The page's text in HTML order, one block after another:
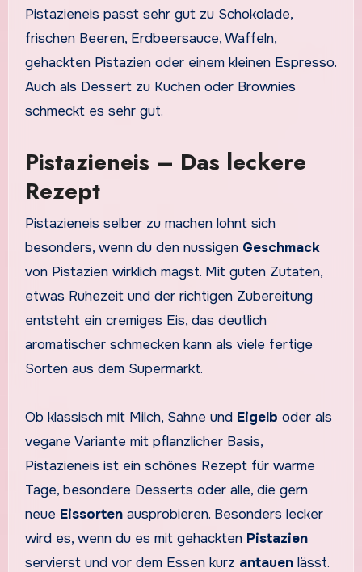
Pistazieneis passt sehr gut zu Schokolade,
frischen Beeren, Erdbeersauce, Waffeln,
gehackten Pistazien oder einem kleinen Espresso.
Auch als Dessert zu Kuchen oder Brownies
schmeckt es sehr gut.
Pistazieneis – Das leckere
Rezept
Pistazieneis selber zu machen lohnt sich
besonders, wenn du den nussigen Geschmack
von Pistazien wirklich magst. Mit guten Zutaten,
etwas Ruhezeit und der richtigen Zubereitung
entsteht ein cremiges Eis, das deutlich
aromatischer schmecken kann als viele fertige
Sorten aus dem Supermarkt.
Ob klassisch mit Milch, Sahne und Eigelb oder als
vegane Variante mit pflanzlicher Basis,
Pistazieneis ist ein schönes Rezept für warme
Tage, besondere Desserts oder alle, die gern
neue Eissortenausprobieren. Besonders lecker
wird es, wenn du es mit gehackten Pistazien
servierst und vor dem Essen kurz antauenlässt.